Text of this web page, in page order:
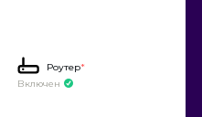
Роутер*
Включен